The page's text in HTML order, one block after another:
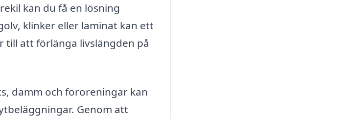
kan du få en lösning
klinker eller laminat kan ett
till att förlänga livslängden på
damm och föroreningar kan
Genom att